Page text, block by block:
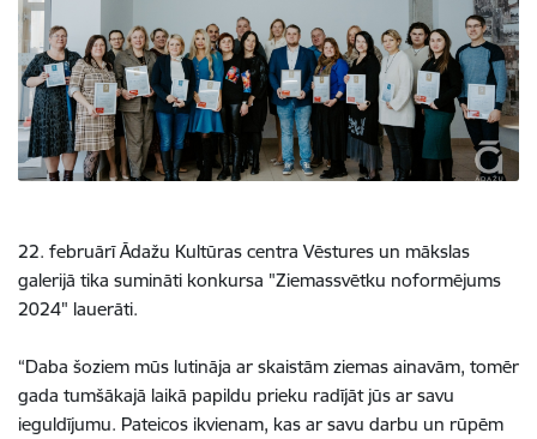
22. februārī Ādažu Kultūras centra Vēstures un mākslas
galerijā tika sumināti konkursa "Ziemassvētku noformējums
2024" lauerāti.
“Daba šoziem mūs lutināja ar skaistām ziemas ainavām, tomēr
gada tumšākajā laikā papildu prieku radījāt jūs ar savu
ieguldījumu. Pateicos ikvienam, kas ar savu darbu un rūpēm